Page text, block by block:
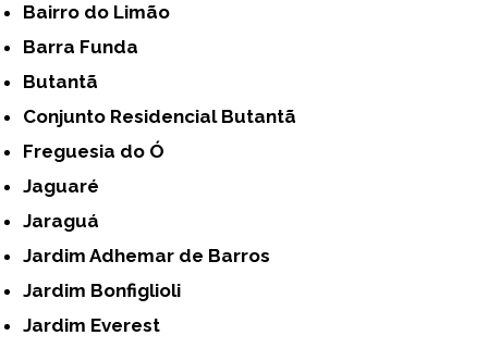
Bairro do Limão
Barra Funda
Butantã
Conjunto Residencial Butantã
Freguesia do Ó
Jaguaré
Jaraguá
Jardim Adhemar de Barros
Jardim Bonfiglioli
Jardim Everest